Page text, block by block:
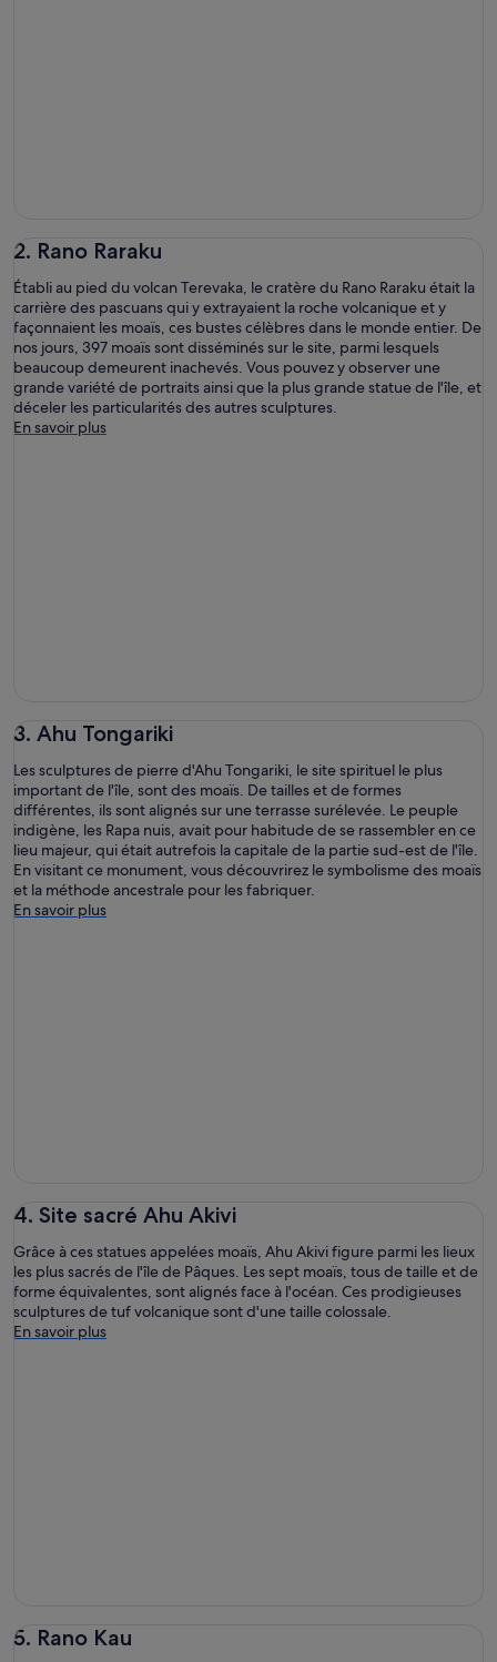
2. Rano Raraku
Établi au pied du volcan Terevaka, le cratère du Rano Raraku était la
carrière des pascuans qui y extrayaient la roche volcanique et y
façonnaient les moaïs, ces bustes célèbres dans le monde entier. De
nos jours, 397 moaïs sont disséminés sur le site, parmi lesquels
beaucoup demeurent inachevés. Vous pouvez y observer une
grande variété de portraits ainsi que la plus grande statue de l'île, et
déceler les particularités des autres sculptures.
En savoir plus
3. Ahu Tongariki
Les sculptures de pierre d'Ahu Tongariki, le site spirituel le plus
important de l'île, sont des moaïs. De tailles et de formes
différentes, ils sont alignés sur une terrasse surélevée. Le peuple
indigène, les Rapa nuis, avait pour habitude de se rassembler en ce
lieu majeur, qui était autrefois la capitale de la partie sud-est de l'île.
En visitant ce monument, vous découvrirez le symbolisme des moaïs
et la méthode ancestrale pour les fabriquer.
En savoir plus
4. Site sacré Ahu Akivi
Grâce à ces statues appelées moaïs, Ahu Akivi figure parmi les lieux
les plus sacrés de l'île de Pâques. Les sept moaïs, tous de taille et de
forme équivalentes, sont alignés face à l'océan. Ces prodigieuses
sculptures de tuf volcanique sont d'une taille colossale.
En savoir plus
5. Rano Kau